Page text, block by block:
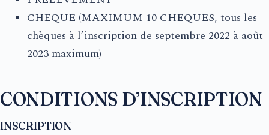
CHEQUE (MAXIMUM 10 CHEQUES, tous les
chèques à l’inscription de septembre 2022 à août
2023 maximum)
CONDITIONS D’INSCRIPTION
INSCRIPTION